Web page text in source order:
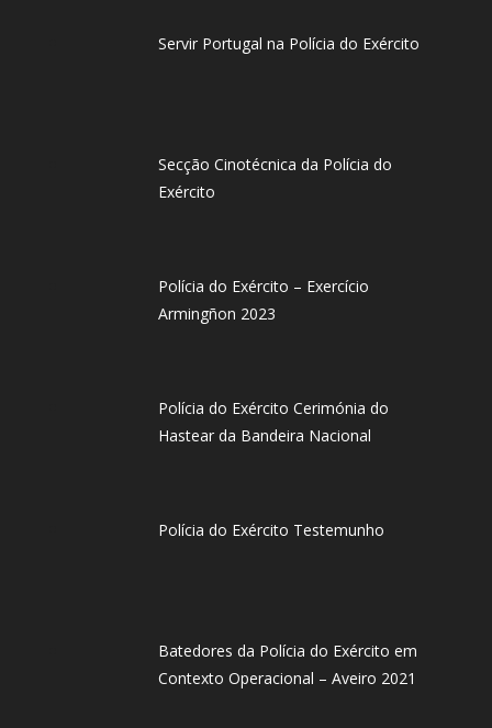
Servir Portugal na Polícia do Exército
Secção Cinotécnica da Polícia do
Exército
Polícia do Exército – Exercício
Armingñon 2023
Polícia do Exército Cerimónia do
Hastear da Bandeira Nacional
Polícia do Exército Testemunho
Batedores da Polícia do Exército em
Contexto Operacional – Aveiro 2021